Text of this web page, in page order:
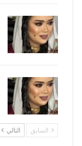
السابق التالي